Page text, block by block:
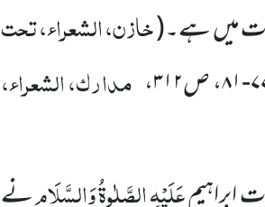
میں ہے۔(خازن، الشعراء، تحت
، ص۳۱۲، مدارک، الشعراء،
ابراہیمعَلَیْہِالصَّلٰوۃُوَالسَّلَامنے